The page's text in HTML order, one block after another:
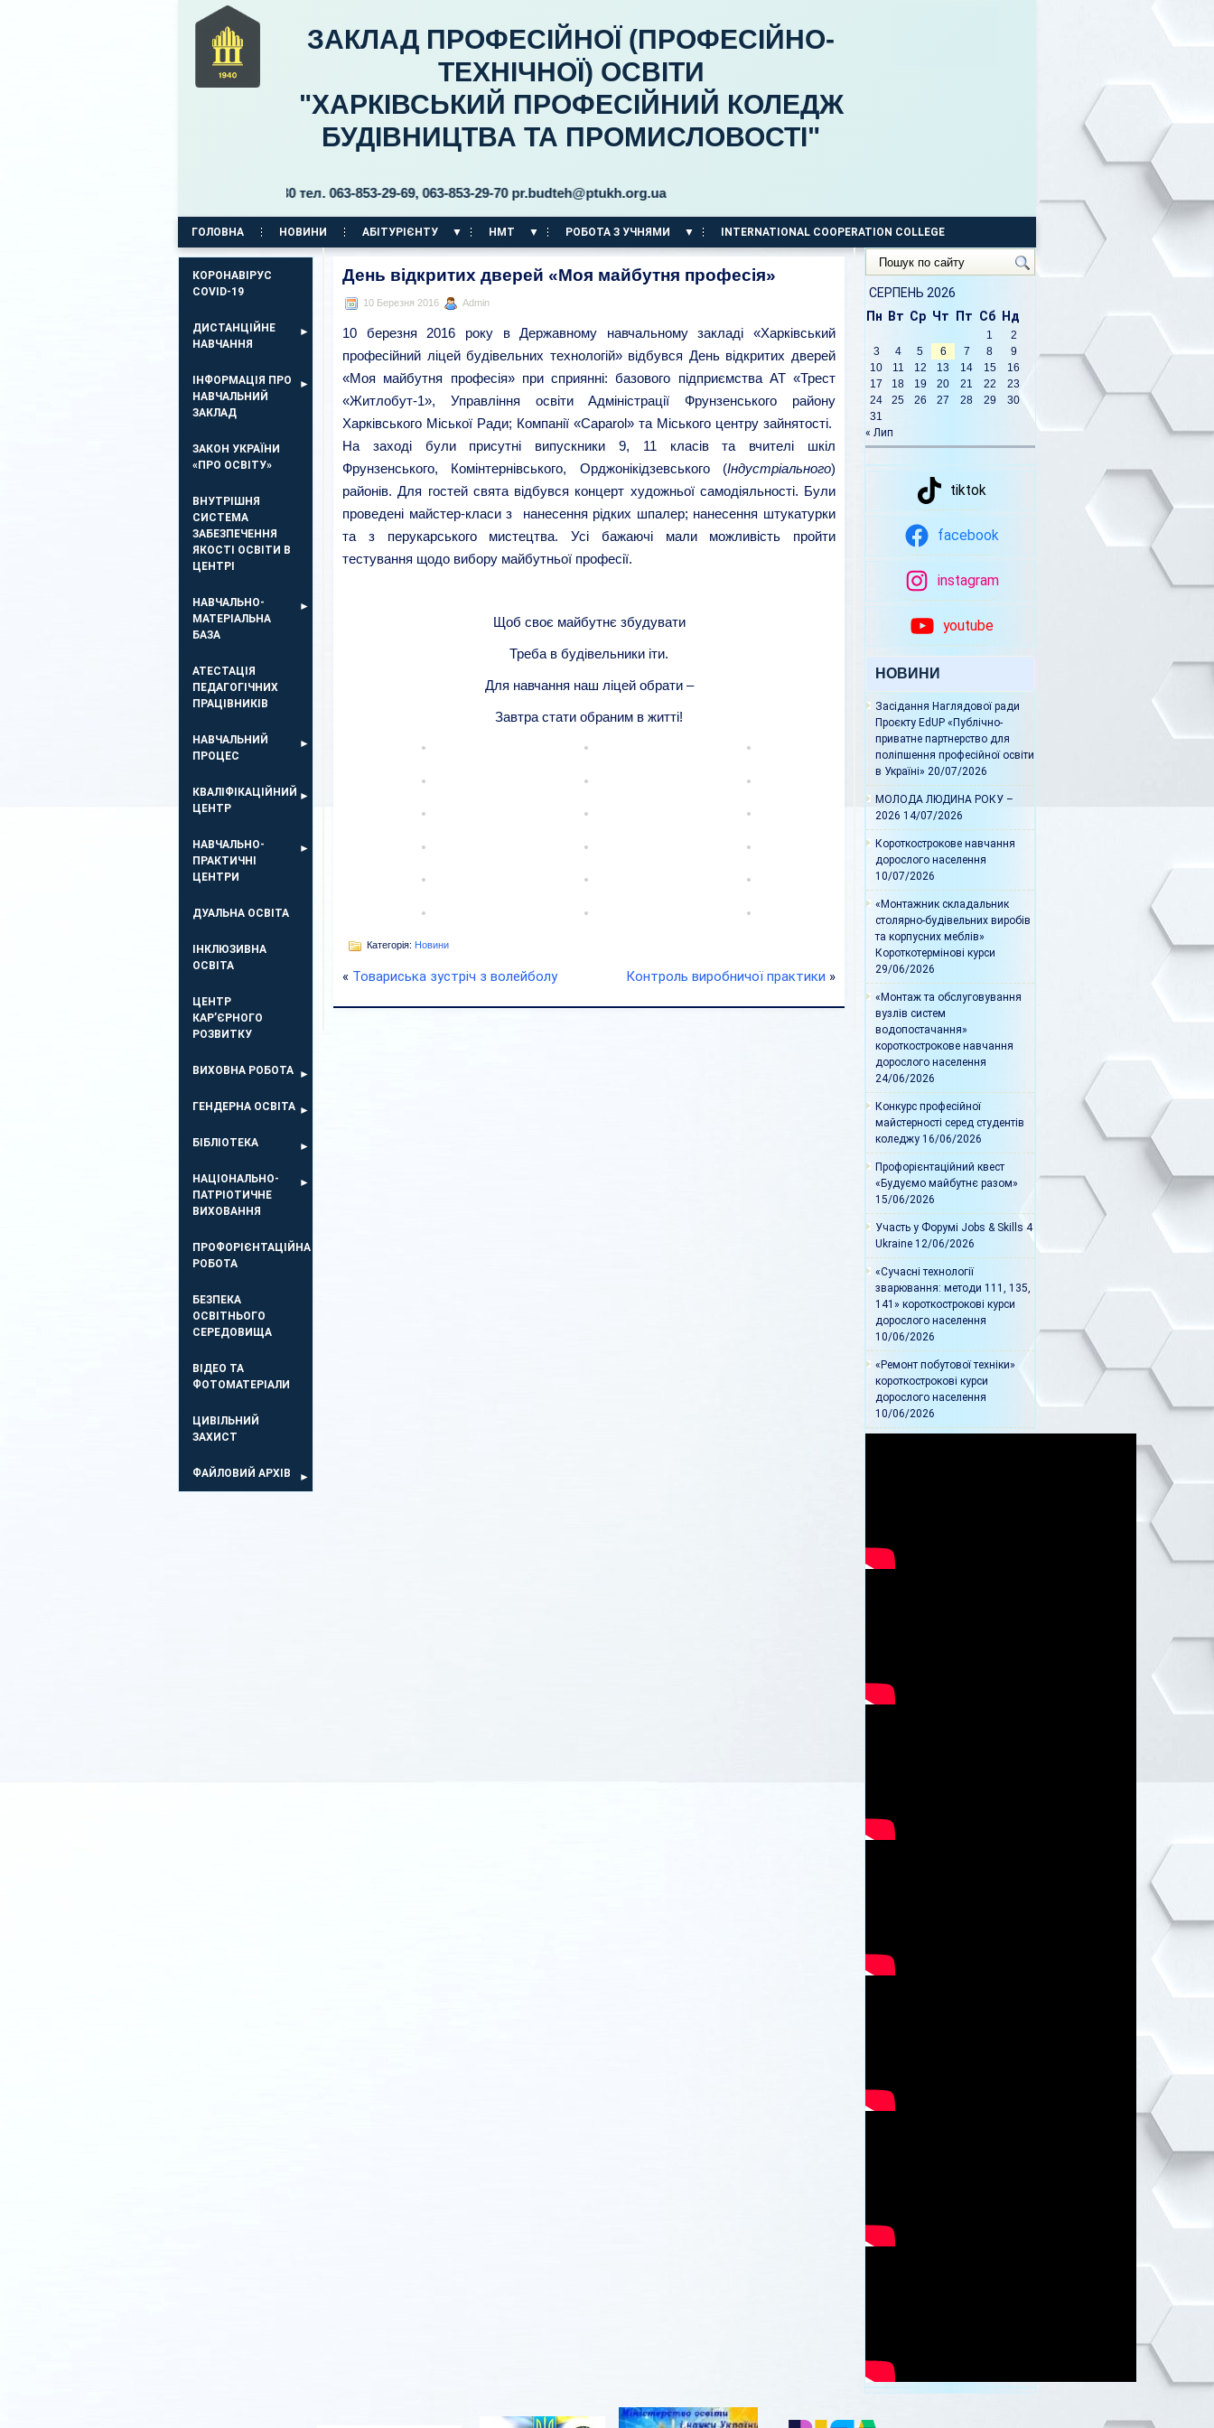
ЗАКЛАД ПРОФЕСІЙНОЇ (ПРОФЕСІЙНО-
ТЕХНІЧНОЇ) ОСВІТИ
"ХАРКІВСЬКИЙ ПРОФЕСІЙНИЙ КОЛЕДЖ
БУДІВНИЦТВА ТА ПРОМИСЛОВОСТІ"
11, бульвар Б. Хмельницького, 30 тел. 063-853-29-69, 063-853-29-70 pr.budteh@ptukh.org.ua
ГОЛОВНА НОВИНИ АБІТУРІЄНТУ НМТ РОБОТА З УЧНЯМИ INTERNATIONAL COOPERATION COLLEGE
КОРОНАВІРУС
COVID-19
ДИСТАНЦІЙНЕ
НАВЧАННЯ
ІНФОРМАЦІЯ ПРО
НАВЧАЛЬНИЙ
ЗАКЛАД
ЗАКОН УКРАЇНИ
«ПРО ОСВІТУ»
ВНУТРІШНЯ
СИСТЕМА
ЗАБЕЗПЕЧЕННЯ
ЯКОСТІ ОСВІТИ В
ЦЕНТРІ
НАВЧАЛЬНО-
МАТЕРІАЛЬНА
БАЗА
АТЕСТАЦІЯ
ПЕДАГОГІЧНИХ
ПРАЦІВНИКІВ
НАВЧАЛЬНИЙ
ПРОЦЕС
КВАЛІФІКАЦІЙНИЙ
ЦЕНТР
НАВЧАЛЬНО-
ПРАКТИЧНІ
ЦЕНТРИ
ДУАЛЬНА ОСВІТА
ІНКЛЮЗИВНА
ОСВІТА
ЦЕНТР
КАР’ЄРНОГО
РОЗВИТКУ
ВИХОВНА РОБОТА
ГЕНДЕРНА ОСВІТА
БІБЛІОТЕКА
НАЦІОНАЛЬНО-
ПАТРІОТИЧНЕ
ВИХОВАННЯ
ПРОФОРІЄНТАЦІЙНА
РОБОТА
БЕЗПЕКА
ОСВIТНЬОГО
СЕРЕДОВИЩА
ВІДЕО ТА
ФОТОМАТЕРІАЛИ
ЦИВІЛЬНИЙ
ЗАХИСТ
ФАЙЛОВИЙ АРХІВ
День відкритих дверей «Моя майбутня професія»
10 Березня 2016 Admin
10 березня 2016 року в Державному навчальному закладі «Харківський
професійний ліцей будівельних технологій» відбувся День відкритих дверей
«Моя майбутня професія» при сприянні: базового підприємства АТ «Трест
«Житлобут-1», Управління освіти Адміністрації Фрунзенського району
Харківського Міської Ради; Компанії «Caparol» та Міського центру зайнятості.
На заході були присутні випускники 9, 11 класів та вчителі шкіл
Фрунзенського, Комінтернівського, Орджонікідзевського (Індустріального)
районів. Для гостей свята відбувся концерт художньої самодіяльності. Були
проведені майстер-класи з нанесення рідких шпалер; нанесення штукатурки
та з перукарського мистецтва. Усі бажаючі мали можливість пройти
тестування щодо вибору майбутньої професії.
Щоб своє майбутнє збудувати
Треба в будівельники іти.
Для навчання наш ліцей обрати –
Завтра стати обраним в житті!
Категорія: Новини
« Товариська зустріч з волейболу Контроль виробничої практики »
Пошук
по
сайту
СЕРПЕНЬ 2026
Пн
Вт Ср Чт Пт Сб Нд
1
2
3
4 5 6 7 8
9
10
11 12 13 14 15
16
17
18 19 20 21 22
23
24
25 26 27 28 29
30
31
« Лип
tiktok
facebook
instagram
youtube
НОВИНИ
Засідання Наглядової ради
Проєкту EdUP «Публічно-
приватне партнерство для
поліпшення професійної освіти
в Україні» 20/07/2026
МОЛОДА ЛЮДИНА РОКУ –
2026 14/07/2026
Короткострокове навчання
дорослого населення
10/07/2026
«Монтажник складальник
столярно-будівельних виробів
та корпусних меблів»
Короткотермінові курси
29/06/2026
«Монтаж та обслуговування
вузлів систем
водопостачання»
короткострокове навчання
дорослого населення
24/06/2026
Конкурс професійної
майстерності серед студентів
коледжу 16/06/2026
Профорієнтаційний квест
«Будуємо майбутнє разом»
15/06/2026
Участь у Форумі Jobs & Skills 4
Ukraine 12/06/2026
«Сучасні технології
зварювання: методи 111, 135,
141» короткострокові курси
дорослого населення
10/06/2026
«Ремонт побутової техніки»
короткострокові курси
дорослого населення
10/06/2026